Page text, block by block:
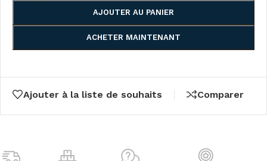
AJOUTER AU PANIER
ACHETER MAINTENANT
Ajouter à la liste de souhaits Comparer